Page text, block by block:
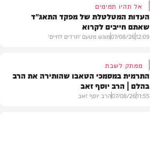
אל תהיו תמימים
העדות המטלטלת של מפקד התאג"ד
שאתם חייבים לקרוא
12:09
07/08/26מוגש מטעם 'חרדים לחיים'
ממתק לשבת
התרמית במסמכי הטאבו שהותירה את הרב
בהלם | הרב יוסף זאב
11:55
07/08/26הרב יוסף זאב